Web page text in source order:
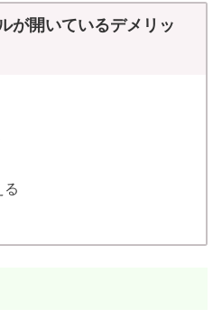
が開いているデメリッ
る